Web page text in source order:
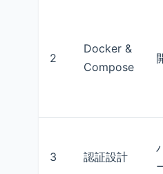
2
Docker &
Compose
3 認証設計